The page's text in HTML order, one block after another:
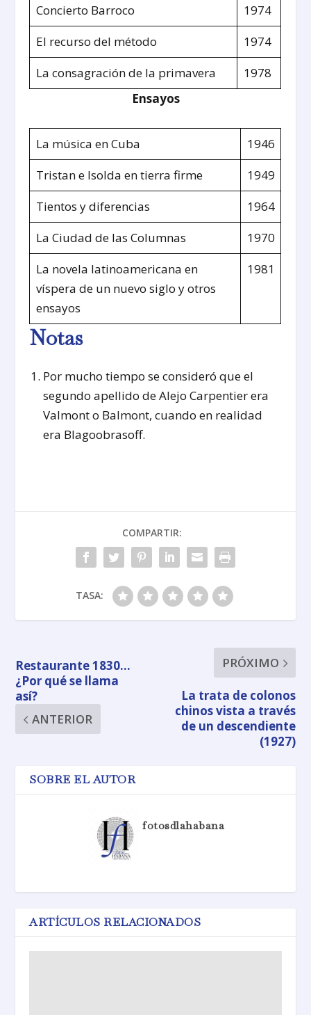
Concierto Barroco
1974
El recurso del método
1974
La consagración de la primavera
1978
Ensayos
La música en Cuba
1946
Tristan e Isolda en tierra firme
1949
Tientos y diferencias
1964
La Ciudad de las Columnas
1970
La novela latinoamericana en
víspera de un nuevo siglo y otros
ensayos
1981
Notas
Por mucho tiempo se consideró que el
segundo apellido de Alejo Carpentier era
Valmont o Balmont, cuando en realidad
era Blagoobrasoff.
COMPARTIR:
TASA:
Restaurante 1830…
¿Por qué se llama
así?
ANTERIOR
PRÓXIMO
La trata de colonos
chinos vista a través
de un descendiente
(1927)
SOBRE EL AUTOR
fotosdlahabana
ARTÍCULOS RELACIONADOS